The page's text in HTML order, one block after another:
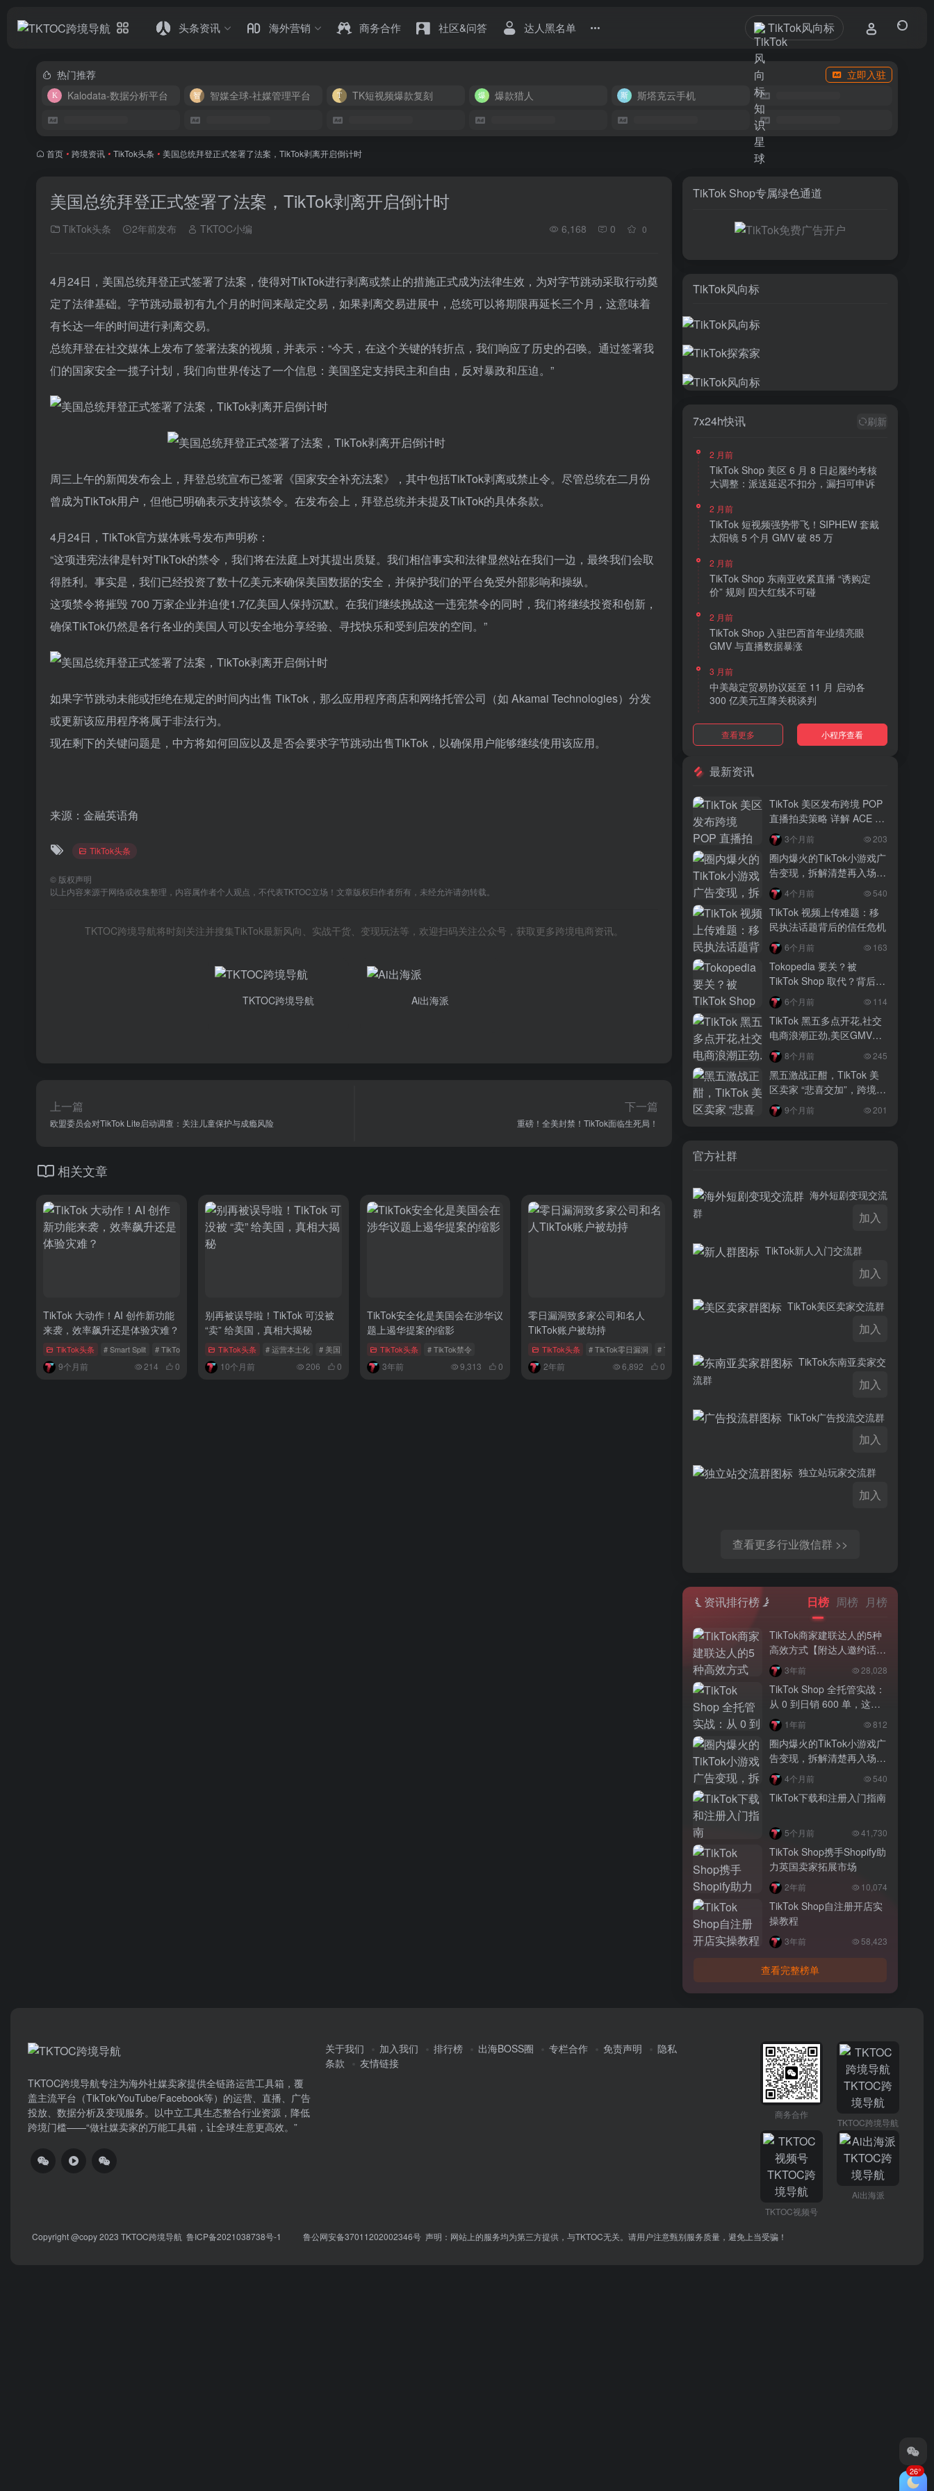
头条资讯 海外营销 商务合作 社区&问答 达人黑名单 TikTok风向标
热门推荐
立即入驻
Kalodata-数据分析平台
智媒全球-社媒管理平台 TK短视频爆款复刻 爆款猎人 斯塔克云手机
首页 • 跨境资讯 • TikTok头条 • 美国总统拜登正式签署了法案，TikTok剥离开启倒计时
美国总统拜登正式签署了法案，TikTok剥离开启倒计时
TikTok头条 2年前发布 TKTOC小编 6,168 0 0
4月24日，美国总统拜登正式签署了法案，使得对TikTok进行剥离或禁止的措施正式成为法律生效，为对字节跳动采取行动奠
定了法律基础。字节跳动最初有九个月的时间来敲定交易，如果剥离交易进展中，总统可以将期限再延长三个月，这意味着
有长达一年的时间进行剥离交易。
总统拜登在社交媒体上发布了签署法案的视频，并表示：“今天，在这个关键的转折点，我们响应了历史的召唤。通过签署我
们的国家安全一揽子计划，我们向世界传达了一个信息：美国坚定支持民主和自由，反对暴政和压迫。”
周三上午的新闻发布会上，拜登总统宣布已签署《国家安全补充法案》，其中包括TikTok剥离或禁止令。尽管总统在二月份
曾成为TikTok用户，但他已明确表示支持该禁令。在发布会上，拜登总统并未提及TikTok的具体条款。
4月24日，TikTok官方媒体账号发布声明称：
“这项违宪法律是针对TikTok的禁令，我们将在法庭上对其提出质疑。我们相信事实和法律显然站在我们一边，最终我们会取
得胜利。事实是，我们已经投资了数十亿美元来确保美国数据的安全，并保护我们的平台免受外部影响和操纵。
这项禁令将摧毁 700 万家企业并迫使1.7亿美国人保持沉默。在我们继续挑战这一违宪禁令的同时，我们将继续投资和创新，
确保TikTok仍然是各行各业的美国人可以安全地分享经验、寻找快乐和受到启发的空间。”
如果字节跳动未能或拒绝在规定的时间内出售 TikTok，那么应用程序商店和网络托管公司（如 Akamai Technologies）分发
或更新该应用程序将属于非法行为。
现在剩下的关键问题是，中方将如何回应以及是否会要求字节跳动出售TikTok，以确保用户能够继续使用该应用。
来源：金融英语角
TikTok头条
© 版权声明
以上内容来源于网络或收集整理，内容属作者个人观点，不代表TKTOC立场！文章版权归作者所有，未经允许请勿转载。
TKTOC跨境导航将时刻关注并搜集TikTok最新风向、实战干货、变现玩法等，欢迎扫码关注公众号，获取更多跨境电商资讯。
TKTOC跨境导航 Ai出海派
上一篇
欧盟委员会对TikTok Lite启动调查：关注儿童保护与成瘾风险
下一篇
重磅！全美封禁！TikTok面临生死局！
相关文章
TikTok 大动作！AI 创作新功能
来袭，效率飙升还是体验灾难？
TikTok头条 # Smart Split # TikTok # 图片生成视频
9个月前 214 0
别再被误导啦！TikTok 可没被
“卖” 给美国，真相大揭秘
TikTok头条 # 运营本土化 # 美国 # TikTok
10个月前 206 0
TikTok安全化是美国会在涉华议
题上遏华提案的缩影
TikTok头条 # TikTok禁令
3年前 9,313 0
零日漏洞致多家公司和名人
TikTok账户被劫持
TikTok头条 # TikTok零日漏洞 # TikTok账户安全
2年前 6,892 0
TikTok Shop专属绿色通道
TikTok风向标
7x24h快讯 刷新
2 月前
TikTok Shop 美区 6 月 8 日起履约考核
大调整：派送延迟不扣分，漏扫可申诉
2 月前
TikTok 短视频强势带飞！SIPHEW 套戴
太阳镜 5 个月 GMV 破 85 万
2 月前
TikTok Shop 东南亚收紧直播 “诱购定
价” 规则 四大红线不可碰
2 月前
TikTok Shop 入驻巴西首年业绩亮眼
GMV 与直播数据暴涨
3 月前
中美敲定贸易协议延至 11 月 启动各
300 亿美元互降关税谈判
3 月前
TikTok Shop 上线 “三日达” 标签 履约
3 月前
者接受 AI 代下单
3 月前
TikTok Shop 爱尔兰全面开放入驻 本土
品牌可零门槛开店
3 月前
音乐节降噪耳塞风靡欧美 DTC 品牌单日
营收突破 200 万元
3 月前
越南监管出手核查Shopee、TikTok
Shop涨价行为，佣金调整遭调查
3 月前
TikTok Shop 印尼推出出海项目 助力本
土品牌开拓东南亚市场
3 月前
TikTok Shop 英美周榜出炉 美妆家居成
两大热销主力
查看更多 小程序查看
最新资讯
TikTok 美区发布跨境 POP
直播拍卖策略 详解 ACE 选
品与三大拍卖机制
3个月前 203
圈内爆火的TikTok小游戏广
告变现，拆解清楚再入场，
别盲目跟风
4个月前 540
TikTok 视频上传难题：移
民执法话题背后的信任危机
6个月前 163
Tokopedia 要关？被
TikTok Shop 取代？背后真
相大揭秘！
6个月前 114
TikTok 黑五多点开花,社交
电商浪潮正劲,美区GMV突
破35亿8个月前 245
黑五激战正酣，TikTok 美
区卖家 “悲喜交加”，跨境电
商路在何方？
9个月前 201
官方社群
海外短剧变现交流
群
加入
TikTok新人入门交流群
加入
TikTok美区卖家交流群
加入
TikTok东南亚卖家交
流群
加入
TikTok广告投流交流群
加入
独立站玩家交流群
加入
查看更多行业微信群 >>
资讯排行榜 日榜 周榜 月榜
TikTok商家建联达人的5种
高效方式【附达人邀约话
术】3年前 28,028
TikTok Shop 全托管实战：
从 0 到日销 600 单，这家
服饰商的 3 步爆单密码
1年前 812
圈内爆火的TikTok小游戏广
告变现，拆解清楚再入场，
别盲目跟风
4个月前 540
TikTok下载和注册入门指南
5个月前 41,730
TikTok Shop携手Shopify助
力英国卖家拓展市场
2年前 10,074
TikTok Shop自注册开店实
操教程
3年前 58,423
查看完整榜单
TKTOC跨境导航​专注为海外社媒卖家提供全链路运营工具箱，覆
盖主流平台（TikTok/YouTube/Facebook等）​的运营、直播、广告
投放、数据分析及变现服务。以中立工具生态整合行业资源，降低
跨境门槛——“做社媒卖家的万能工具箱，让全球生意更高效。”
关于我们 加入我们 排行榜 出海BOSS圈 专栏合作 免责声明
隐私
条款
友情链接
商务合作
TKTOC跨境导航
TKTOC视频号
Ai出海派
Copyright @copy 2023 TKTOC跨境导航 鲁ICP备2021038738号-1 鲁公网安备37011202002346号 声明：网站上的服务均为第三方提供，与TKTOC无关。请用户注意甄别服务质量，避免上当受骗！
26°